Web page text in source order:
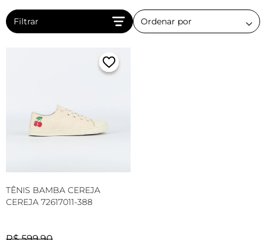
Filtrar
TÊNIS BAMBA CEREJA
CEREJA 72617011-388